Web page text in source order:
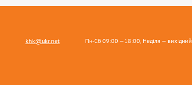
khk@ukr.net Пн-Сб 09:00 —18:00, Неділя — вихідний